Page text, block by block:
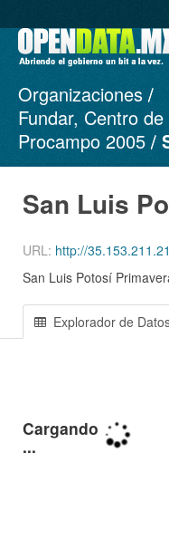
Conjuntos de datos
Organizaciones
Grupos
Organizaciones
Fundar, Centro
Procampo 2005
San Luis
URL: http://35.153.211.21/
San Luis Potosí
Explorador de